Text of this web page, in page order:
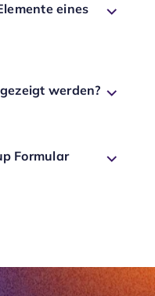
eines
werden?
Formular